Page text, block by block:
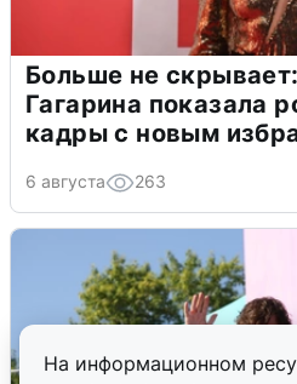
На информационном
Больше не
Гагарина показала
кадры с новым
6 августа 263